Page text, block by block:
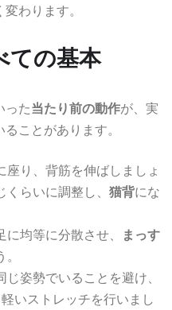
わります。
ての基本
った当たり前の動作が、実
ことがあります。
座り、背筋を伸ばしましょ
らいに調整し、 猫背にな
に均等に分散させ、
まっす
じ姿勢でいることを避け、
いストレッチを行いまし